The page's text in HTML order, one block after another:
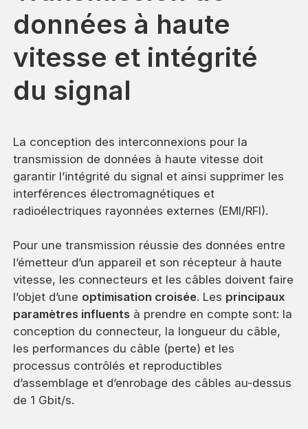
données à haute
vitesse et intégrité
du signal
La conception des interconnexions pour la
transmission de données à haute vitesse doit
garantir l’intégrité du signal et ainsi supprimer les
interférences électromagnétiques et
radioélectriques rayonnées externes (EMI/RFI).
Pour une transmission réussie des données entre
l’émetteur d’un appareil et son récepteur à haute
vitesse, les connecteurs et les câbles doivent faire
l’objet d’une optimisation croisée. Les principaux
paramètres influents à prendre en compte sont: la
conception du connecteur, la longueur du câble,
les performances du câble (perte) et les
processus contrôlés et reproductibles
d’assemblage et d’enrobage des câbles au-dessus
de 1 Gbit/s.